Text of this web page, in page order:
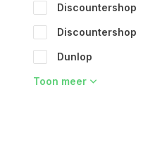
Discountershop
Discountershop
Dunlop
Toon meer